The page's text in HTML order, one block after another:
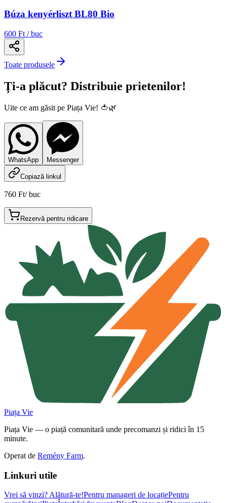
Búza kenyérliszt BL80 Bio
600 Ft / buc
Toate produsele
Ți-a plăcut? Distribuie prietenilor!
Uite ce am găsit pe Piața Vie! 🍅🌿
WhatsApp Messenger
Copiază linkul
760 Ft/buc
Rezervă pentru ridicare
Piața Vie
Piața Vie — o piață comunitară unde precomanzi și ridici în 15
minute.
Operat de Remény Farm.
Linkuri utile
Vrei să vinzi? Alătură-te!Pentru manageri de locațiePentru